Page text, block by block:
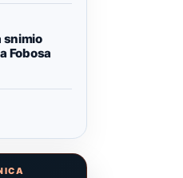
snimio
Fobosa